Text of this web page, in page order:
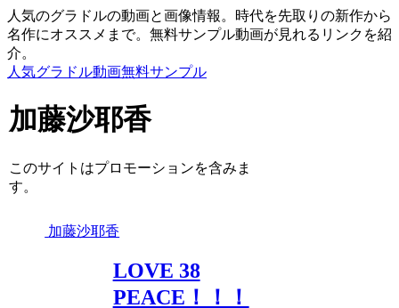
人気のグラドルの動画と画像情報。時代を先取りの新作から
名作にオススメまで。無料サンプル動画が見れるリンクを紹
介。
人気グラドル動画無料サンプル
加藤沙耶香
このサイトはプロモーションを含みま
す。
加藤沙耶香
LOVE 38
PEACE！！！